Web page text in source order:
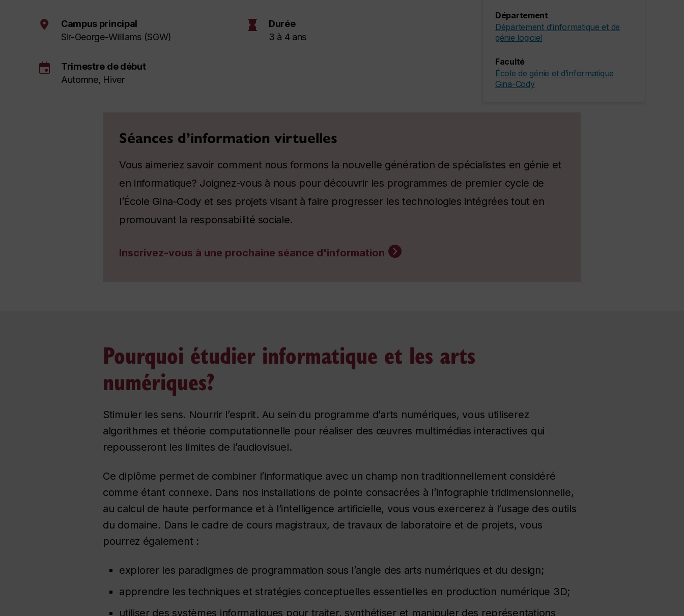
Département
Département d’informatique et de
génie logiciel
Faculté
École de génie et d’informatique
Gina-Cody
Campus principal
Sir-George-Williams (SGW)
hourglass
Durée
3 à 4 ans
event
Trimestre de début
Automne, Hiver
Séances d’information virtuelles
Vous aimeriez savoir comment nous formons la nouvelle génération de spécialistes en génie et
en informatique? Joignez-vous à nous pour découvrir les programmes de premier cycle de
l’École Gina-Cody et ses projets visant à faire progresser les technologies intégrées tout en
promouvant la responsabilité sociale.
Inscrivez-vous à une prochaine séance d'information
Pourquoi étudier informatique et les arts
numériques?
Stimuler les sens. Nourrir l’esprit. Au sein du programme d’arts numériques, vous utiliserez
algorithmes et théorie computationnelle pour réaliser des œuvres multimédias interactives qui
repousseront les limites de l’audiovisuel.
Ce diplôme permet de combiner l’informatique avec un champ non traditionnellement considéré
comme étant connexe. Dans nos installations de pointe consacrées à l’infographie tridimensionnelle,
au calcul de haute performance et à l’intelligence artificielle, vous vous exercerez à l’usage des outils
du domaine. Dans le cadre de cours magistraux, de travaux de laboratoire et de projets, vous
pourrez également :
explorer les paradigmes de programmation sous l’angle des arts numériques et du design;
apprendre les techniques et stratégies conceptuelles essentielles en production numérique 3D;
utiliser des systèmes informatiques pour traiter, synthétiser et manipuler des représentations